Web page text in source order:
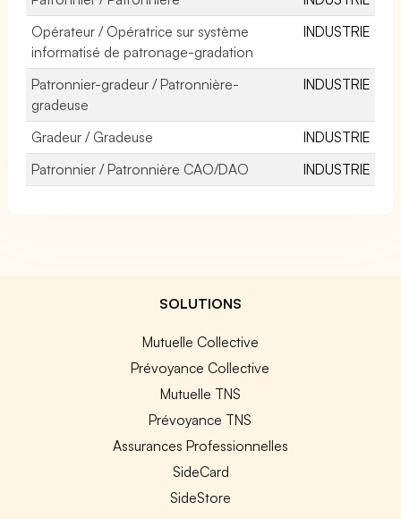
Opérateur / Opératrice sur système
informatisé de patronage-gradation
INDUSTRIE
Patronnier-gradeur / Patronnière-
gradeuse
INDUSTRIE
Gradeur / Gradeuse
INDUSTRIE
Patronnier / Patronnière CAO/DAO
INDUSTRIE
SOLUTIONS
Mutuelle Collective
Prévoyance Collective
Mutuelle TNS
Prévoyance TNS
Assurances Professionnelles
SideCard
SideStore